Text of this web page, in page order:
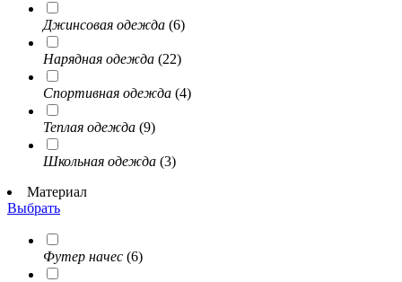
Джинсовая одежда (6)
Нарядная одежда (22)
Спортивная одежда (4)
Теплая одежда (9)
Школьная одежда (3)
Материал
Выбрать
Футер начес (6)